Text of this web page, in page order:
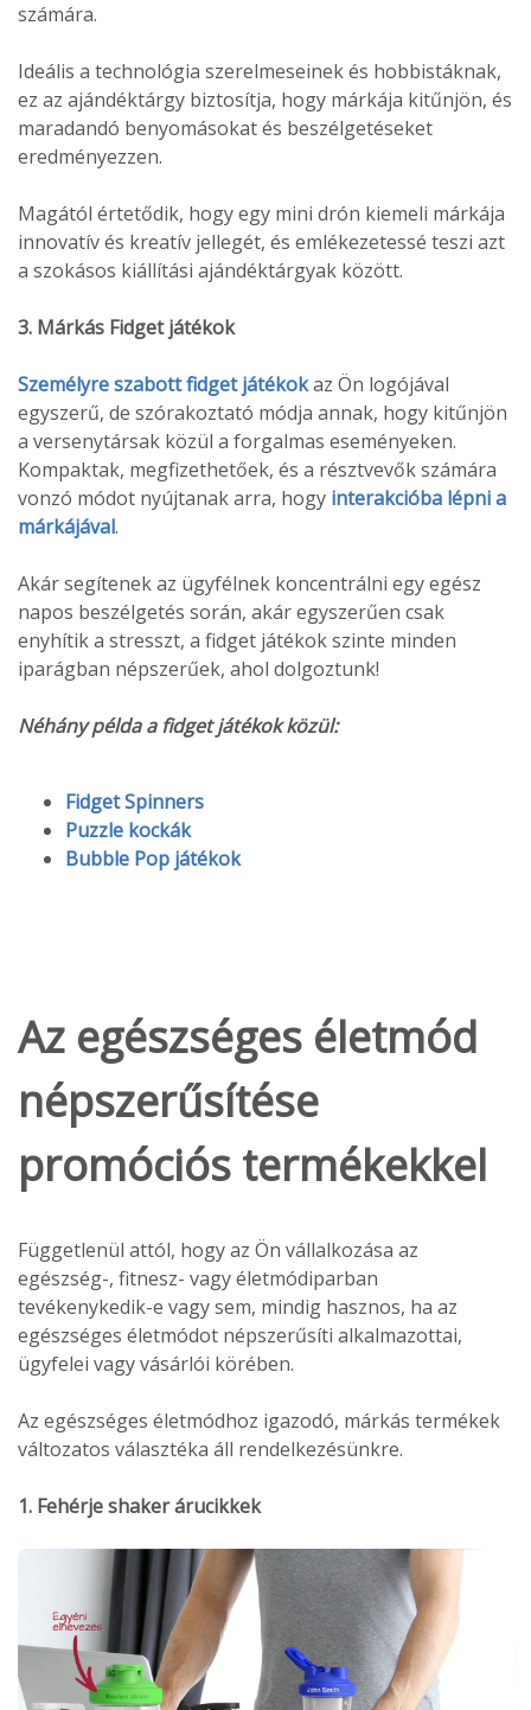
számára.
Ideális a technológia szerelmeseinek és hobbistáknak,
ez az ajándéktárgy biztosítja, hogy márkája kitűnjön, és
maradandó benyomásokat és beszélgetéseket
eredményezzen.
Magától értetődik, hogy egy mini drón kiemeli márkája
innovatív és kreatív jellegét, és emlékezetessé teszi azt
a szokásos kiállítási ajándéktárgyak között.
3. Márkás Fidget játékok
Személyre szabott fidget játékokaz Ön logójával
egyszerű, de szórakoztató módja annak, hogy kitűnjön
a versenytársak közül a forgalmas eseményeken.
Kompaktak, megfizethetőek, és a résztvevők számára
vonzó módot nyújtanak arra, hogy interakcióba lépni a
márkájával.
Akár segítenek az ügyfélnek koncentrálni egy egész
napos beszélgetés során, akár egyszerűen csak
enyhítik a stresszt, a fidget játékok szinte minden
iparágban népszerűek, ahol dolgoztunk!
Néhány példa a fidget játékok közül:
Fidget Spinners
Puzzle kockák
Bubble Pop játékok
Az egészséges életmód
népszerűsítése
promóciós termékekkel
Függetlenül attól, hogy az Ön vállalkozása az
egészség-, fitnesz- vagy életmódiparban
tevékenykedik-e vagy sem, mindig hasznos, ha az
egészséges életmódot népszerűsíti alkalmazottai,
ügyfelei vagy vásárlói körében.
Az egészséges életmódhoz igazodó, márkás termékek
változatos választéka áll rendelkezésünkre.
1. Fehérje shaker árucikkek